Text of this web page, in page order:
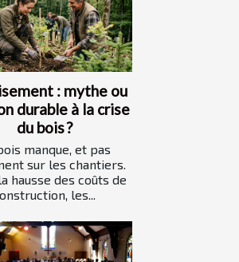
: mythe ou
durable à la crise
du bois ?
manque, et pas
sur les chantiers.
hausse des coûts de
les...